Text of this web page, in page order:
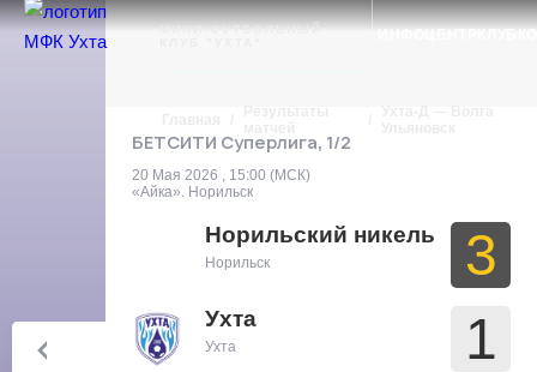
Ухта
МИНИ-ФУТБОЛЬНЫЙ
Высшая
лига, 19
БЕТСИТИ Суперлига, 1/2
20 Мая 2026 , 15:00 (МСК)
«Айка». Норильск
Норильский никель
Норильск 3
Ухта
Ухта 1